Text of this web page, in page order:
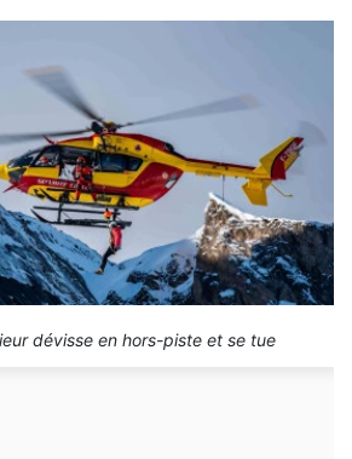
dévisse en hors-piste et se tue